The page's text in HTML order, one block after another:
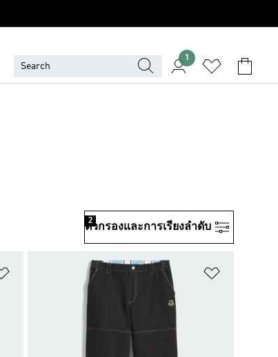
1
ตัวกรองและการเรียงลําดับ
2
เพิ่มไปยังรายการสินค้าโปรด